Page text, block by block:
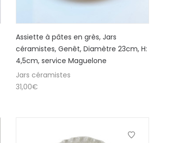
Assiette à pâtes en grès, Jars
céramistes, Genêt, Diamètre 23cm, H:
4,5cm, service Maguelone
Jars céramistes
31,00€